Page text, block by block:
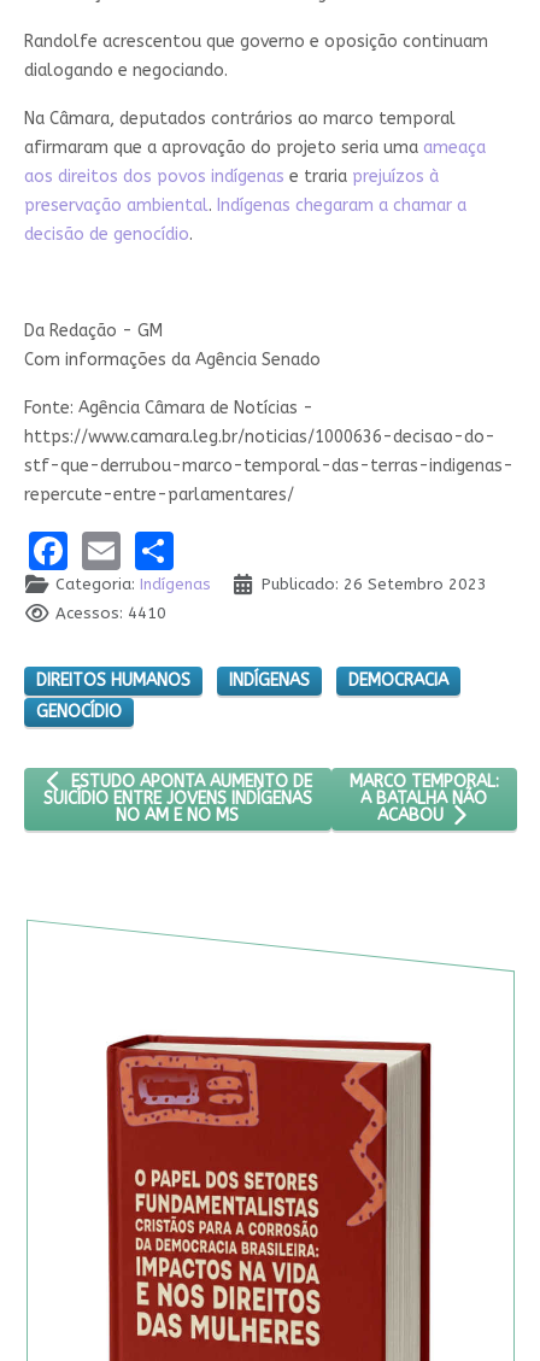
Randolfe acrescentou que governo e oposição continuam
dialogando e negociando.
Na Câmara, deputados contrários ao marco temporal
afirmaram que a aprovação do projeto seria umaameaça
aos direitos dos povos indígenas e trariaprejuízos à
preservação ambiental. Indígenas chegaram a chamar a
decisão de genocídio.
Da Redação - GM
Com informações da Agência Senado
Fonte: Agência Câmara de Notícias -
https://www.camara.leg.br/noticias/1000636-decisao-do-
stf-que-derrubou-marco-temporal-das-terras-indigenas-
repercute-entre-parlamentares/
Facebook
EmailShare
Categoria: Indígenas
Publicado: 26 Setembro 2023
Acessos: 4410
DIREITOS HUMANOS INDÍGENAS
DEMOCRACIA
GENOCÍDIO
ARTIGO ANTERIOR: ESTUDO APONTA AUMENTO DE SUICÍDIO
ESTUDO APONTA AUMENTO DE
SUICÍDIO ENTRE JOVENS INDÍGENAS
NO AM E NO MS
PRÓXIMO ARTIGO:
MARCO TEMPORAL:
A BATALHA NÃO
ACABOU